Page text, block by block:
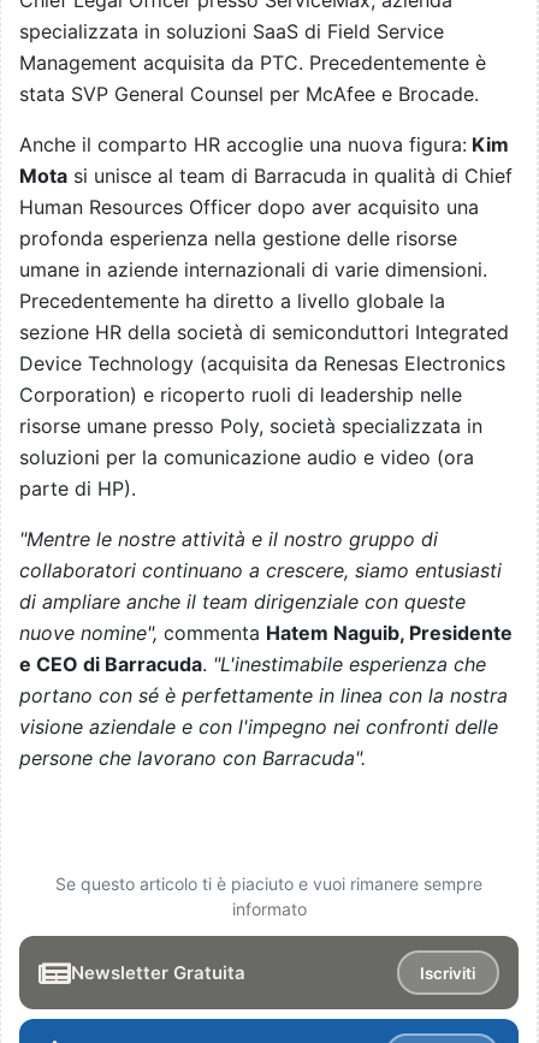
specializzata in soluzioni SaaS di Field Service
Management acquisita da PTC. Precedentemente è
stata SVP General Counsel per McAfee e Brocade.
Anche il comparto HR accoglie una nuova figura: Kim
Mota si unisce al team di Barracuda in qualità di Chief
Human Resources Officer dopo aver acquisito una
profonda esperienza nella gestione delle risorse
umane in aziende internazionali di varie dimensioni.
Precedentemente ha diretto a livello globale la
sezione HR della società di semiconduttori Integrated
Device Technology (acquisita da Renesas Electronics
Corporation) e ricoperto ruoli di leadership nelle
risorse umane presso Poly, società specializzata in
soluzioni per la comunicazione audio e video (ora
parte di HP).
"Mentre le nostre attività e il nostro gruppo di
collaboratori continuano a crescere, siamo entusiasti
di ampliare anche il team dirigenziale con queste
nuove nomine", commenta Hatem Naguib, Presidente
e CEO di Barracuda. "L'inestimabile esperienza che
portano con sé è perfettamente in linea con la nostra
visione aziendale e con l'impegno nei confronti delle
persone che lavorano con Barracuda".
Se questo articolo ti è piaciuto e vuoi rimanere sempre
informato
Newsletter Gratuita Iscriviti